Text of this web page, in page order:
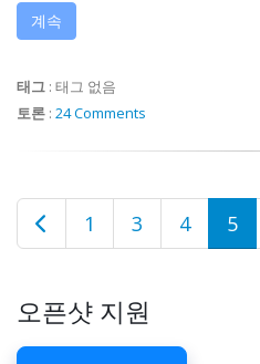
계속
태그 : 태그 없음
토론 : 24 Comments
1 3 4 5
오픈샷 지원